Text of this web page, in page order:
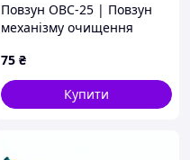
Повзун ОВС-25 | Повзун
механізму очищення
75 ₴
Купити